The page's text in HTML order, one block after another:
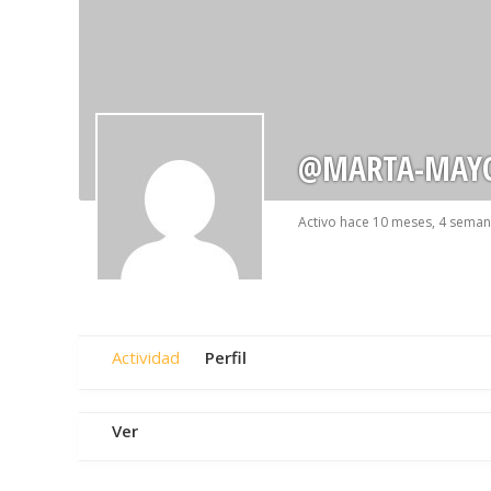
@MARTA-
Activo hace 10 meses, 4
Actividad Perfil
Ver